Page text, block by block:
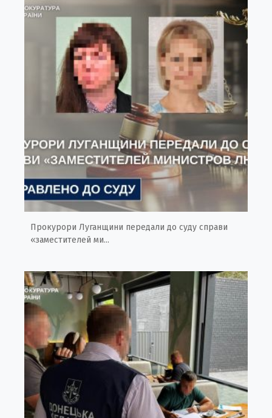
Прокурори Луганщини передали до суду справи
«заместителей ми...